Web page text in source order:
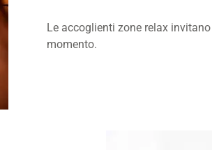
Le accoglienti zone relax
momento.